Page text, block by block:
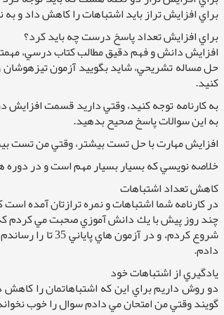
براي افزايش تراز بايد اشتباهات را كاهش داد و
براي افزايش تعداد پاسخ درست چه بايد كرد؟
افزايش دانش و فهم دقيق مطالب كتاب درسي،
حل مساله تشريحي، شايد بگوييد آزمون
كنيد.
به كارنامه توجه كنيد، وقتي داريد قسمت افزايش
به اين سوالات پاسخ صحيح بدهيد.
افزايش مهارت با حل تست بيشتر، وقتي من تست
خلاصه نويسي كه بسيار بسيار مهم است و در دوره
كاهش تعداد اشتباهات
در كارنامه شما اشتباهات و نمره ترازتان آمده است كه اگر شما اشتباه نمي زديد ترازتان به جاي اين كه 5700
شروع كردم، و
دادم.
يادگيري از اشتباهات خود
دو روش داريم براي اين كه اشتباهاتمان را
گويند وقتي من امتحان مي دادم سوال را خوب